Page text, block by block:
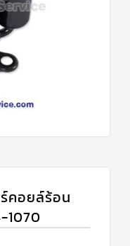
คอยล์ร้อน
1070